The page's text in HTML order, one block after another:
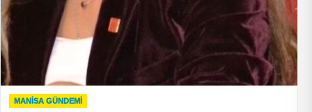
MANISA GÜNDEMI